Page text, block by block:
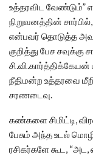
உத்தரவிட வேண்டும்”
நிறுவனத்தின்
என்பவர் தொடுத்த
குறித்து பேச சவுக்கு
சி.வி.கார்த்திக்கேயன்
நீதிமன்ற உத்தரவை
சரணடைவு.
கண்களை சிமிட்டி,
பேசும் அந்த உடல்
ரசிகர்களே கூட,